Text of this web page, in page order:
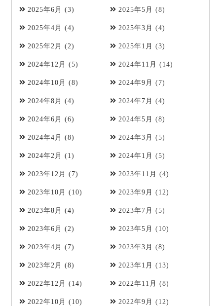
2025年6月 (3) 2025年5月 (8)
2025年4月 (4) 2025年3月 (4)
2025年2月 (2) 2025年1月 (3)
2024年12月 (5) 2024年11月 (14)
2024年10月 (8) 2024年9月 (7)
2024年8月 (4) 2024年7月 (4)
2024年6月 (6) 2024年5月 (8)
2024年4月 (8) 2024年3月 (5)
2024年2月 (1) 2024年1月 (5)
2023年12月 (7) 2023年11月 (4)
2023年10月 (10) 2023年9月 (12)
2023年8月 (4) 2023年7月 (5)
2023年6月 (2) 2023年5月 (10)
2023年4月 (7) 2023年3月 (8)
2023年2月 (8) 2023年1月 (13)
2022年12月 (14) 2022年11月 (8)
2022年10月 (10) 2022年9月 (12)